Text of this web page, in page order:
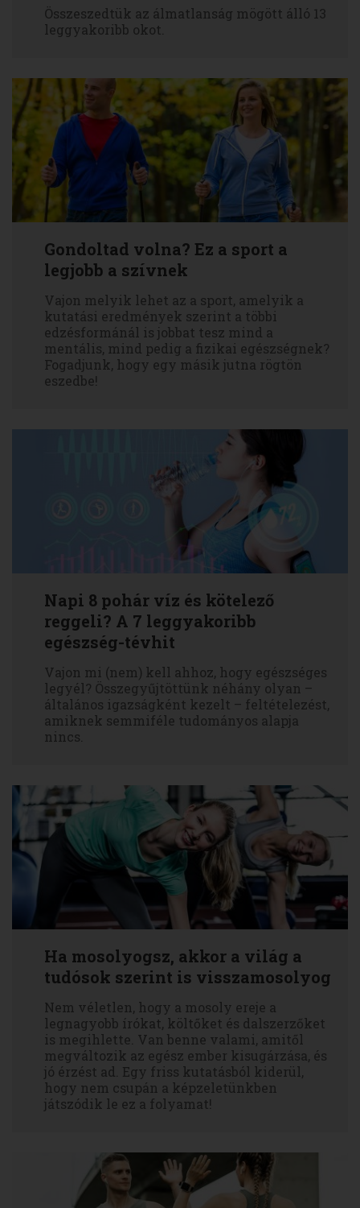
Összeszedtük az álmatlanság mögött álló 13
leggyakoribb okot.
Gondoltad volna? Ez a sport a
legjobb a szívnek
Vajon melyik lehet az a sport, amelyik a
kutatási eredmények szerint a többi
edzésformánál is jobbat tesz mind a
mentális, mind pedig a fizikai egészségnek?
Fogadjunk, hogy egy másik jutna rögtön
eszedbe!
Napi 8 pohár víz és kötelező
reggeli? A 7 leggyakoribb
egészség-tévhit
Vajon mi (nem) kell ahhoz, hogy egészséges
legyél? Összegyűjtöttünk néhány olyan –
általános igazságként kezelt – feltételezést,
amiknek semmiféle tudományos alapja
nincs.
Ha mosolyogsz, akkor a világ a
tudósok szerint is visszamosolyog
Nem véletlen, hogy a mosoly ereje a
legnagyobb írókat, költőket és dalszerzőket
is megihlette. Van benne valami, amitől
megváltozik az egész ember kisugárzása, és
jó érzést ad. Egy friss kutatásból kiderül,
hogy nem csupán a képzeletünkben
játszódik le ez a folyamat!